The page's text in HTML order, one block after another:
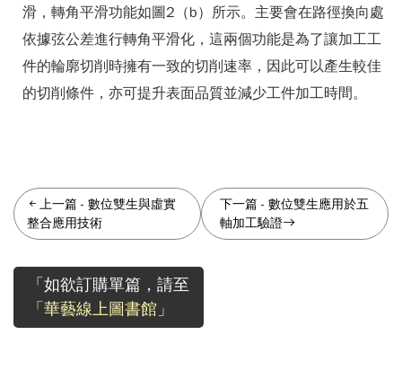
滑，轉角平滑功能如圖2（b）所示。主要會在路徑換向處
依據弦公差進行轉角平滑化，這兩個功能是為了讓加工工
件的輪廓切削時擁有一致的切削速率，因此可以產生較佳
的切削條件，亦可提升表面品質並減少工件加工時間。
上一篇 - 數位雙生與虛實
整合應用技術
下一篇 - 數位雙生應用於五
軸加工驗證
「如欲訂購單篇，請至
「華藝線上圖書館」